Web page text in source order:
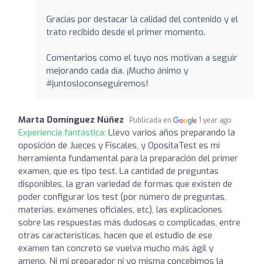
Gracias por destacar la calidad del contenido y el
trato recibido desde el primer momento.
Comentarios como el tuyo nos motivan a seguir
mejorando cada día. ¡Mucho ánimo y
#juntosloconseguiremos!
Marta Domínguez Núñez Publicada en 1 year ago
Experiencia fantástica: Llevo varios años preparando la
oposición de Jueces y Fiscales, y OpositaTest es mi
herramienta fundamental para la preparación del primer
examen, que es tipo test. La cantidad de preguntas
disponibles, la gran variedad de formas que existen de
poder configurar los test (por número de preguntas,
materias, exámenes oficiales, etc), las explicaciones
sobre las respuestas más dudosas o complicadas, entre
otras características, hacen que el estudio de ese
examen tan concreto se vuelva mucho más ágil y
ameno. Ni mi preparador ni yo misma concebimos la